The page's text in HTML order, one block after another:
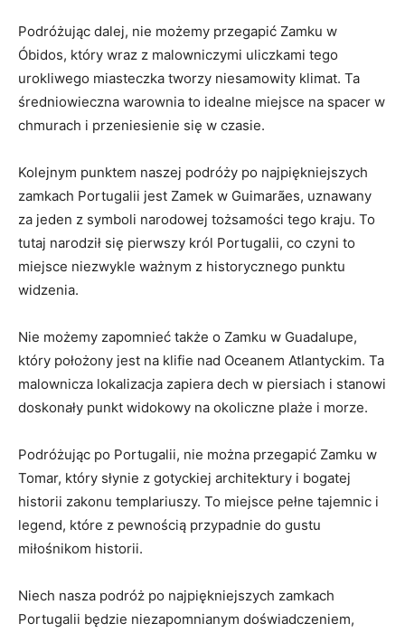
Podróżując dalej, nie możemy przegapić Zamku w
‍Óbidos, ‍który wraz z malowniczymi uliczkami tego
urokliwego miasteczka tworzy niesamowity klimat. Ta
średniowieczna warownia to idealne miejsce na⁤ spacer w
chmurach i przeniesienie się w czasie.
Kolejnym punktem naszej‍ podróży ‌po ​najpiękniejszych‍
zamkach​ Portugalii jest Zamek w ‌Guimarães, uznawany
za ‍jeden z symboli narodowej ⁢tożsamości tego kraju. To
tutaj narodził się pierwszy król​ Portugalii,⁣ co czyni⁣ to‌
miejsce ​niezwykle ważnym z historycznego punktu
widzenia.
Nie możemy zapomnieć także o Zamku w⁣ Guadalupe,
który położony jest na klifie ‍nad Oceanem ‍Atlantyckim. Ta
malownicza lokalizacja‍ zapiera ⁤dech w piersiach i stanowi
doskonały punkt ⁣widokowy ‌na okoliczne plaże ‌i morze.
Podróżując ⁤po Portugalii, nie można przegapić Zamku w
Tomar, który słynie ⁣z gotyckiej⁤ architektury i bogatej
historii zakonu templariuszy.⁣ To miejsce pełne tajemnic i
legend, ⁣które z‍ pewnością przypadnie do gustu
miłośnikom historii.
Niech nasza podróż po najpiękniejszych zamkach
Portugalii będzie niezapomnianym doświadczeniem,